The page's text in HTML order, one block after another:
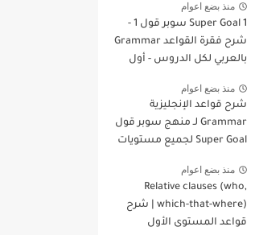
منذ بضع اعوام
Super Goal 1 سوبر قول 1 -
شرح فقرة القواعد Grammar
بالعربي لكل الدروس - أول
الأول
منذ بضع اعوام
شرح قواعد الإنجليزية
Grammar لـ منهج سوبر قول
Super Goal لجميع مستويات
منذ بضع اعوام
Relative clauses (who,
which-that-where) | شرح
قواعد المستوى الأول